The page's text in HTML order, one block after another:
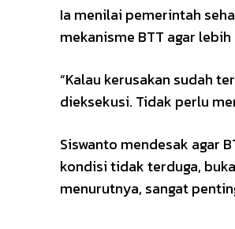
Ia menilai pemerintah
mekanisme BTT agar
“Kalau kerusakan sudah
dieksekusi. Tidak perlu
Siswanto mendesak agar
kondisi tidak terduga,
menurutnya, sangat